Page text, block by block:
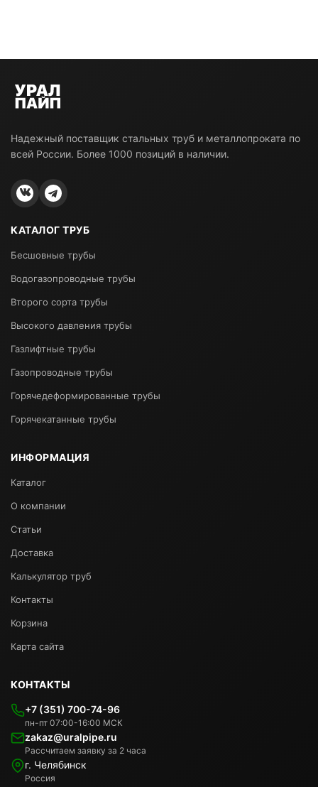
Надежный поставщик стальных труб и металлопроката по
всей России. Более 1000 позиций в наличии.
КАТАЛОГ ТРУБ
Бесшовные трубы
Водогазопроводные трубы
Второго сорта трубы
Высокого давления трубы
Газлифтные трубы
Газопроводные трубы
Горячедеформированные трубы
Горячекатанные трубы
ИНФОРМАЦИЯ
Каталог
О компании
Статьи
Доставка
Калькулятор труб
Контакты
Корзина
Карта сайта
КОНТАКТЫ
+7 (351) 700-74-96
пн-пт 07:00-16:00 МСК
zakaz@uralpipe.ru
Рассчитаем заявку за 2 часа
г. Челябинск
Россия